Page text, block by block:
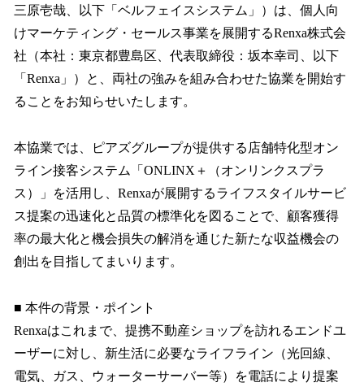
み
込
中
で
す
三原壱哉、以下「ベルフェイスシステム」）は、個人向
けマーケティング・セールス事業を展開するRenxa株式会
社（本社：東京都豊島区、代表取締役：坂本幸司、以下
「Renxa」）と、両社の強みを組み合わせた協業を開始す
ることをお知らせいたします。
本協業では、ピアズグループが提供する店舗特化型オン
ライン接客システム「ONLINX＋（オンリンクスプラ
ス）」を活用し、Renxaが展開するライフスタイルサービ
ス提案の迅速化と品質の標準化を図ることで、顧客獲得
率の最大化と機会損失の解消を通じた新たな収益機会の
創出を目指してまいります。
■ 本件の背景・ポイント
Renxaはこれまで、提携不動産ショップを訪れるエンドユ
ーザーに対し、新生活に必要なライフライン（光回線、
電気、ガス、ウォーターサーバー等）を電話により提案